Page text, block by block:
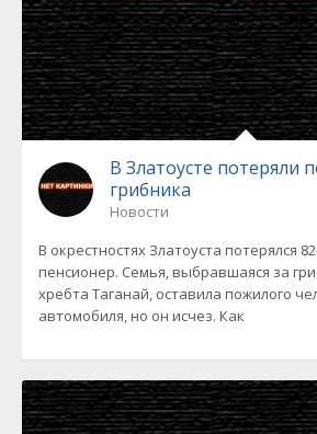
В Златоусте потеряли
грибника
Новости
В окрестностях Златоуста потерялся
пенсионер. Семья, выбравшаяся за
хребта Таганай, оставила пожилого
автомобиля, но он исчез. Как